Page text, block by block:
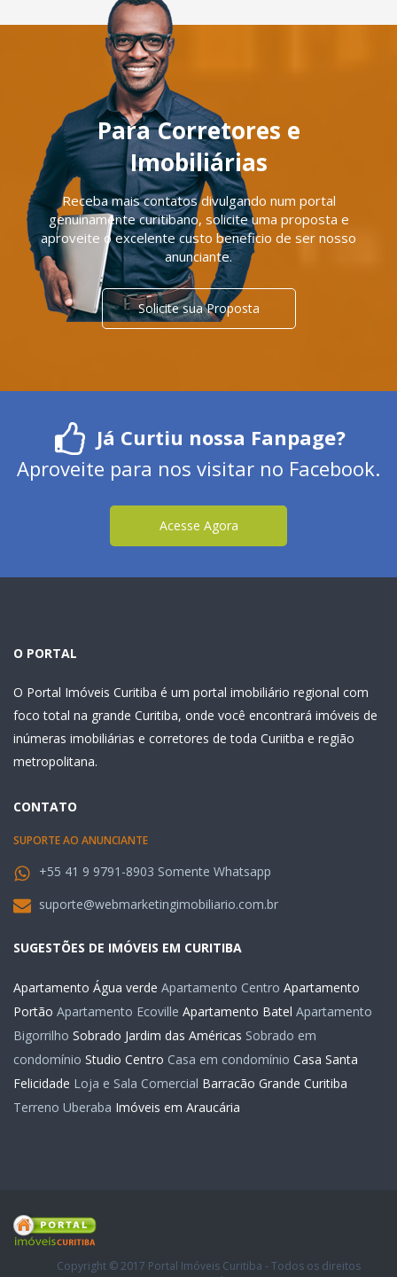
Para Corretores e
Imobiliárias
Receba mais contatos divulgando num portal
genuinamente curitibano, solicite uma proposta e
aproveite o excelente custo beneficio de ser nosso
anunciante.
Solicite sua Proposta
Já Curtiu nossa Fanpage?
Aproveite para nos visitar no Facebook.
Acesse Agora
O PORTAL
O Portal Imóveis Curitiba é um portal imobiliário regional com
foco total na grande Curitiba, onde você encontrará imóveis de
inúmeras imobiliárias e corretores de toda Curiitba e região
metropolitana.
CONTATO
SUPORTE AO ANUNCIANTE
+55 41 9 9791-8903 Somente Whatsapp
suporte@webmarketingimobiliario.com.br
SUGESTÕES DE IMÓVEIS EM CURITIBA
Apartamento Água verde Apartamento Centro Apartamento
Portão Apartamento Ecoville Apartamento Batel Apartamento
Bigorrilho Sobrado Jardim das Américas Sobrado em
condomínio Studio Centro Casa em condomínio Casa Santa
Felicidade Loja e Sala Comercial Barracão Grande Curitiba
Terreno Uberaba Imóveis em Araucária
Copyright © 2017 Portal Imóveis Curitiba - Todos os direitos